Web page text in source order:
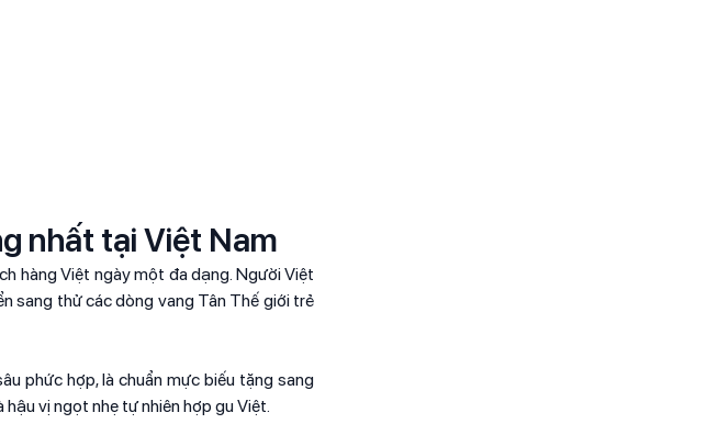
nhất tại Việt Nam
hàng Việt ngày một đa dạng. Người Việt
sang thử các dòng vang Tân Thế giới trẻ
phức hợp, là chuẩn mực biếu tặng sang
vị ngọt nhẹ tự nhiên hợp gu Việt.